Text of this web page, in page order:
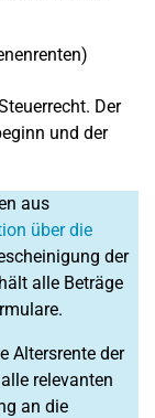
Der
und der
aus
über die
der
alle Beträge
Altersrente der
relevanten
an die